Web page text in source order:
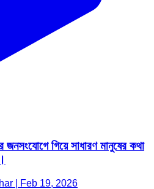
গিয়ে সাধারণ মানুষের কথা
| Feb 19, 2026